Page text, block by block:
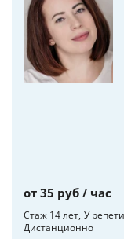
от 35 руб / час
Стаж 14 лет У
Дистанционно